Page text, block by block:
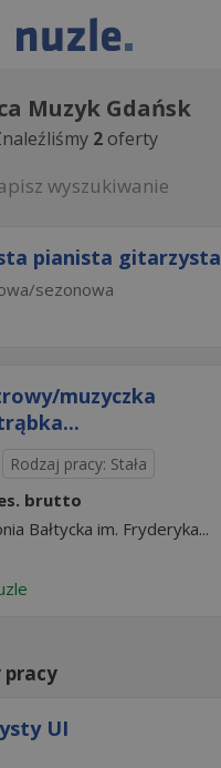
Muzyk Gdańsk
2oferty
wyszukiwanie
pianista gitarzysta
sezonowa
muzyczka
Rodzaj pracy: Stała
brutto
Bałtycka im. Fryderyka...
pracy
UI